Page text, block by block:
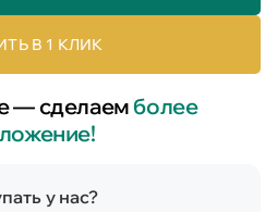
В 1 КЛИК
— сделаемболее
у нас?